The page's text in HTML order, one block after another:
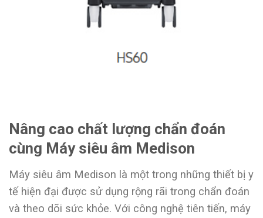
Nâng cao chất lượng chẩn đoán
cùng Máy siêu âm Medison
Máy siêu âm Medison là một trong những thiết bị y
tế hiện đại được sử dụng rộng rãi trong chẩn đoán
và theo dõi sức khỏe. Với công nghệ tiên tiến, máy